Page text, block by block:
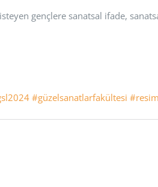
gençlere sanatsal ifade,
#güzelsanatlarfakültesi